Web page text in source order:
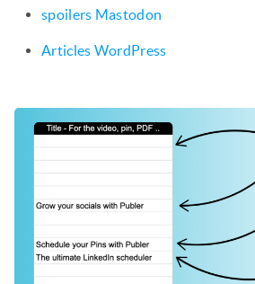
spoilers Mastodon
Articles WordPress